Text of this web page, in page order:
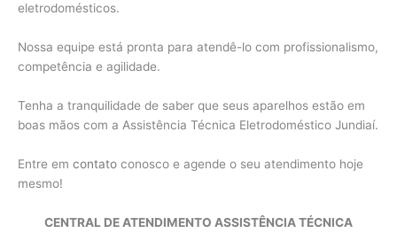
eletrodomésticos.
Nossa equipe está pronta para atendê-lo com profissionalismo,
competência e agilidade.
Tenha a tranquilidade de saber que seus aparelhos estão em
boas mãos com a Assistência Técnica Eletrodoméstico Jundiaí.
Entre em contato conosco e agende o seu atendimento hoje
mesmo!
CENTRAL DE ATENDIMENTO ASSISTÊNCIA TÉCNICA